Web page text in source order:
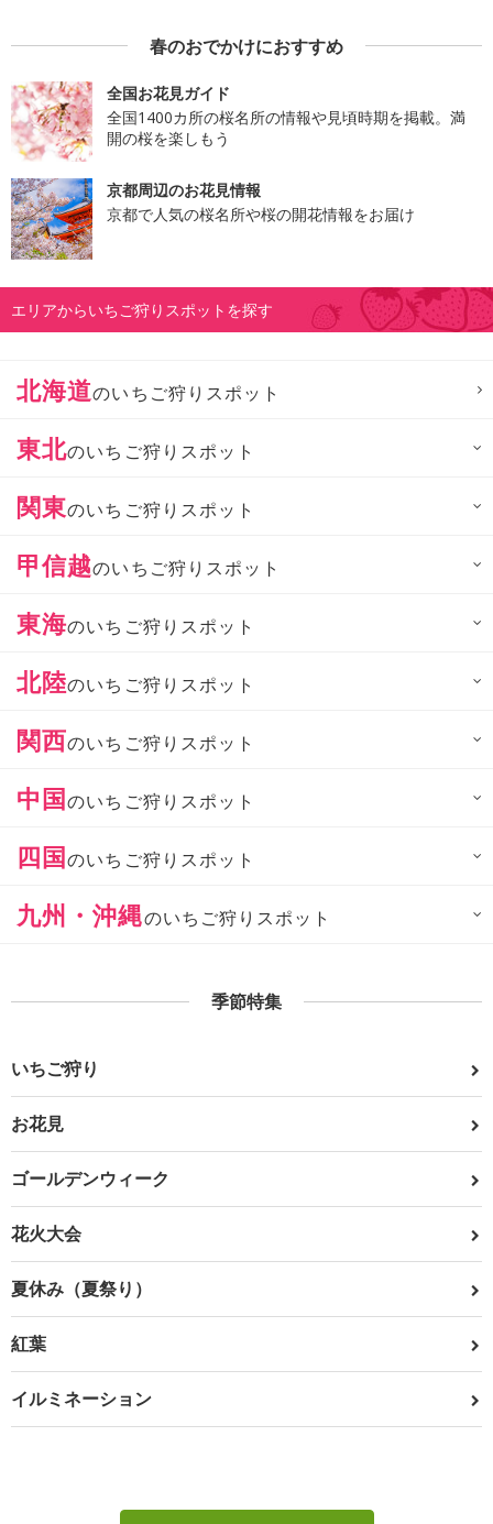
春のおでかけにおすすめ
全国お花見ガイド
全国1400カ所の桜名所の情報や見頃時期を掲載。満
開の桜を楽しもう
京都周辺のお花見情報
京都で人気の桜名所や桜の開花情報をお届け
エリアからいちご狩りスポットを探す
北海道のいちご狩りスポット
東北のいちご狩りスポット
関東のいちご狩りスポット
甲信越のいちご狩りスポット
東海のいちご狩りスポット
北陸のいちご狩りスポット
関西のいちご狩りスポット
中国のいちご狩りスポット
四国のいちご狩りスポット
九州・沖縄のいちご狩りスポット
季節特集
いちご狩り
お花見
ゴールデンウィーク
花火大会
夏休み（夏祭り）
紅葉
イルミネーション